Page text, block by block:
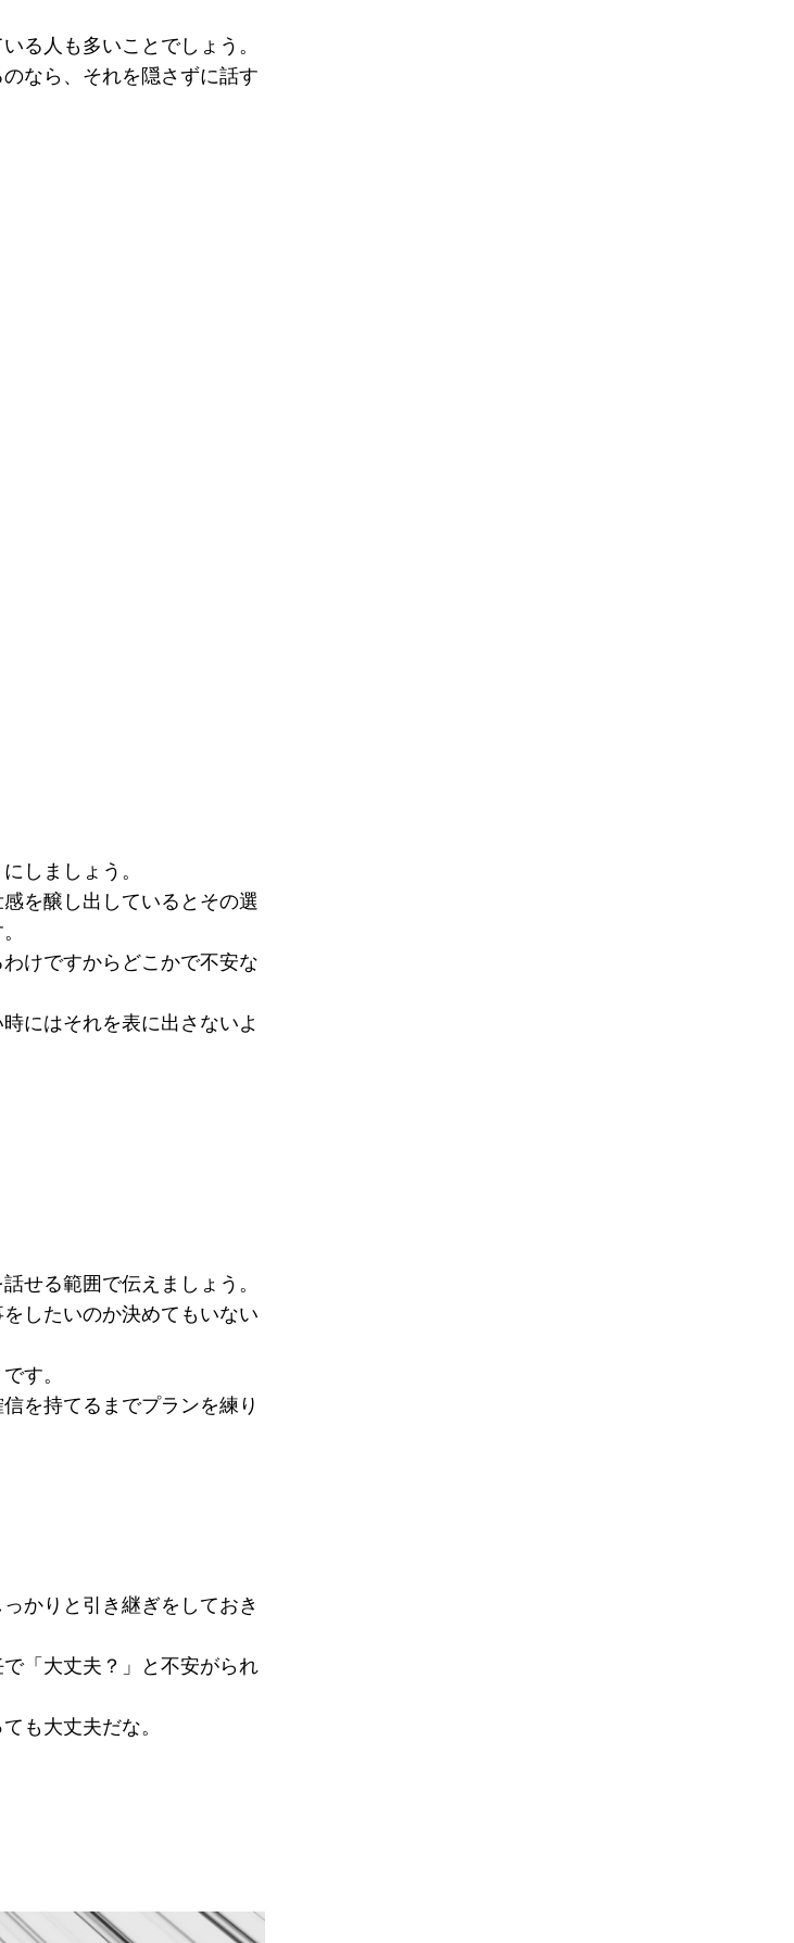
る人も多いことでしょう。
なら、それを隠さずに話す
しましょう。
を醸し出しているとその選
けですからどこかで不安な
にはそれを表に出さないよ
せる範囲で伝えましょう。
したいのか決めてもいない
す。
を持てるまでプランを練り
かりと引き継ぎをしておき
「大丈夫？」と不安がられ
も大丈夫だな。